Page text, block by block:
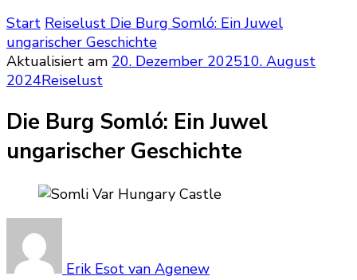
Start Reiselust Die Burg Somló: Ein Juwel
ungarischer Geschichte
Aktualisiert am 20. Dezember 202510. August
2024Reiselust
Die Burg Somló: Ein Juwel
ungarischer Geschichte
Erik Esot van Agenew